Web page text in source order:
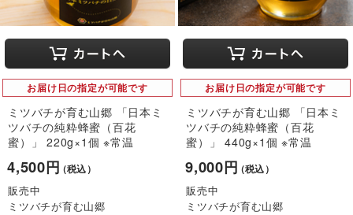
お届け日の指定が可能です
ミツバチが育む山郷 「日本ミ
ツバチの純粋蜂蜜（百花
蜜）」 220g×1個 ※常温
4,500円（税込）
販売中
ミツバチが育む山郷
お届け日の指定が可能です
ミツバチが育む山郷 「日本ミ
ツバチの純粋蜂蜜（百花
蜜）」 440g×1個 ※常温
9,000円（税込）
販売中
ミツバチが育む山郷